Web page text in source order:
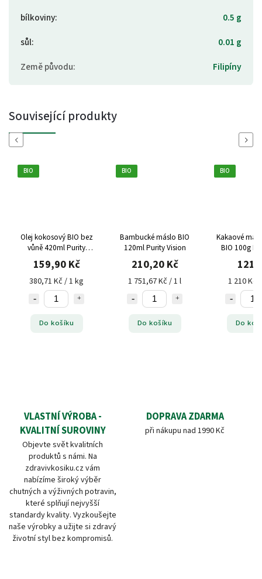
bílkoviny:
0.5 g
sůl:
0.01 g
Země původu: Filipíny
Související produkty
Previous
BIO
Olej kokosový BIO bez
vůně 420ml Purity
Vision
159,90 Kč
380,71 Kč / 1 kg
Do košíku
BIO
Bambucké máslo BIO
120ml Purity Vision
210,20 Kč
1 751,67 Kč / 1 l
Do košíku
BIO
Kakaové
BIO 100g
121
1 210 Kč
Do
Next
VLASTNÍ VÝROBA -
KVALITNÍ SUROVINY
Objevte svět kvalitních
produktů s námi. Na
zdravivkosiku.cz vám
nabízíme široký výběr
chutných a výživných potravin,
které splňují nejvyšší
standardy kvality. Vyzkoušejte
naše výrobky a užijte si zdravý
životní styl bez kompromisů.
DOPRAVA ZDARMA
při nákupu nad 1990 Kč